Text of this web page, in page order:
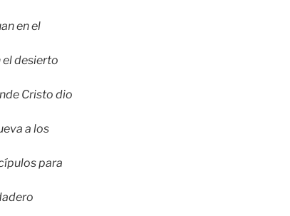
para
o
el
en el
el desierto
Cristo dio
a los
para